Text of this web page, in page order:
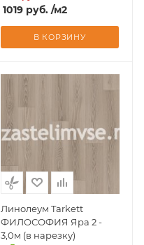
1019 руб. /м2
В КОРЗИНУ
Линолеум Tarkett
ФИЛОСОФИЯ Яра 2 -
3,0м (в нарезку)